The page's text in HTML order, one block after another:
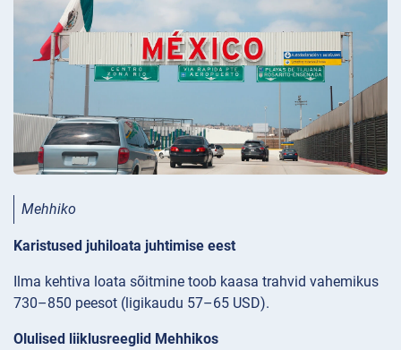
Mehhiko
Karistused juhiloata juhtimise eest
Ilma kehtiva loata sõitmine toob kaasa trahvid vahemikus
730–850 peesot (ligikaudu 57–65 USD).
Olulised liiklusreeglid Mehhikos